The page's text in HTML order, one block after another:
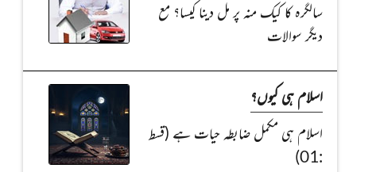
سالگرہ کا کیک منہ پر مل دینا کیسا؟ مع
دیگر سوالات
اسلام ہی کیوں؟
اسلام ہی مکمل ضابطہ حیات ہے (قسط
:01)